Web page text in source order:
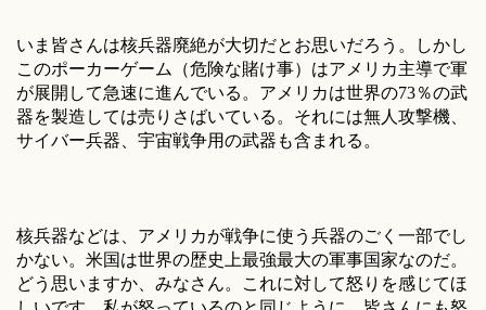
いま皆さんは核兵器廃絶が大切だとお思いだろう。しかし
このポーカーゲーム（危険な賭け事）はアメリカ主導で軍
が展開して急速に進んでいる。アメリカは世界の73％の武
器を製造しては売りさばいている。それには無人攻撃機、
サイバー兵器、宇宙戦争用の武器も含まれる。
核兵器などは、アメリカが戦争に使う兵器のごく一部でし
かない。米国は世界の歴史上最強最大の軍事国家なのだ。
どう思いますか、みなさん。これに対して怒りを感じてほ